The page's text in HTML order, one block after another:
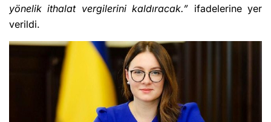
yönelik ithalat vergilerini kaldıracak.” ifadelerine yer
verildi.